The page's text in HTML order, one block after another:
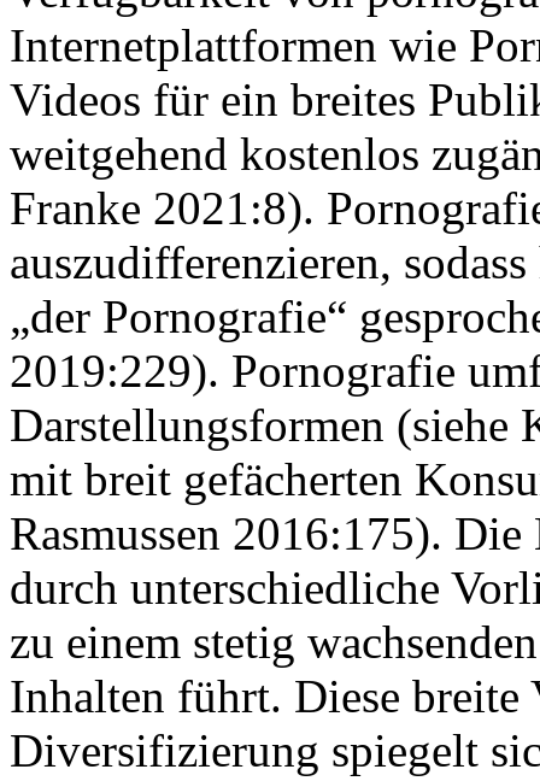
Internetplattformen wie
Videos für ein breites
weitgehend kostenlos
Franke 2021:8).
auszudifferenzieren,
„der Pornografie“
2019:229). Pornografie
Darstellungsformen (siehe
mit breit gefächerten
Rasmussen 2016:175).
durch unterschiedliche
zu einem stetig
Inhalten führt. Diese breite
Diversifizierung spiegelt